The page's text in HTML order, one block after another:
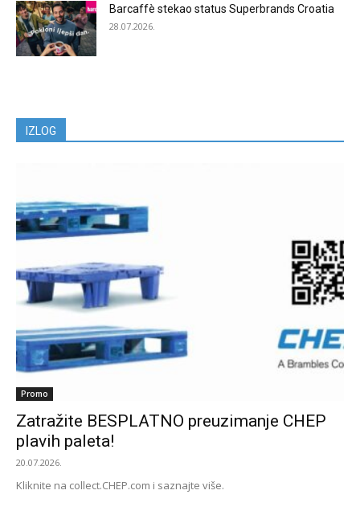
Barcaffè stekao status Superbrands Croatia
28.07.2026.
IZLOG
Promo
Zatražite BESPLATNO preuzimanje CHEP
plavih paleta!
20.07.2026.
Kliknite na collect.CHEP.com i saznajte više.